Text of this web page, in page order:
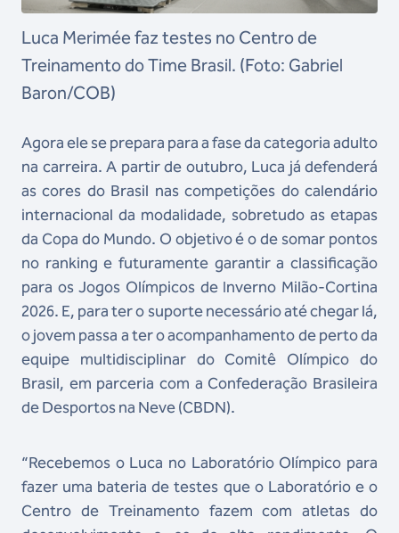
Luca Merimée faz testes no Centro de
Treinamento do Time Brasil. (Foto: Gabriel
Baron/COB)
Agora ele se prepara para a fase da categoria adulto
na carreira. A partir de outubro, Luca já defenderá
as cores do Brasil nas competições do calendário
internacional da modalidade, sobretudo as etapas
da Copa do Mundo. O objetivo é o de somar pontos
no ranking e futuramente garantir a classificação
para os Jogos Olímpicos de Inverno Milão-Cortina
2026. E, para ter o suporte necessário até chegar lá,
o jovem passa a ter o acompanhamento de perto da
equipe multidisciplinar do Comitê Olímpico do
Brasil, em parceria com a Confederação Brasileira
de Desportos na Neve (CBDN).
“Recebemos o Luca no Laboratório Olímpico para
fazer uma bateria de testes que o Laboratório e o
Centro de Treinamento fazem com atletas do